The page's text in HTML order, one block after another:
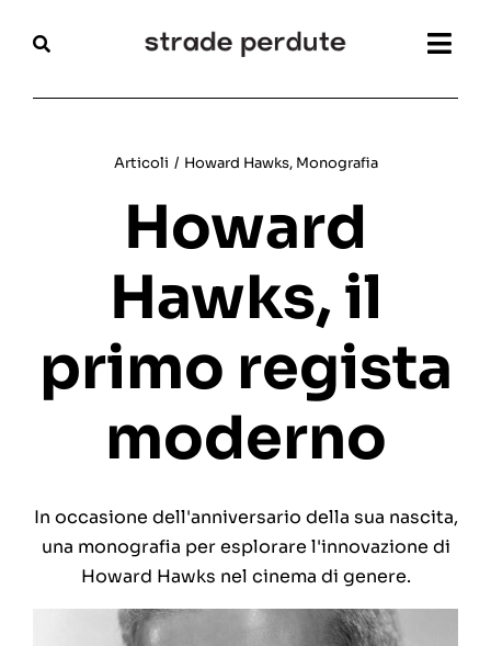
Festival
Articoli / Howard Hawks, Monografia
Howard
Hawks, il
primo regista
moderno
In occasione dell'anniversario della sua nascita,
una monografia per esplorare l'innovazione di
Howard Hawks nel cinema di genere.